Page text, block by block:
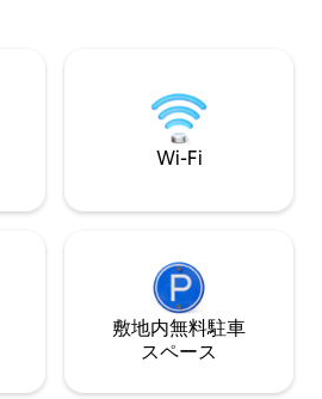
Wi-Fi
敷地内無料駐⁠車
ス⁠ペ⁠ー⁠ス